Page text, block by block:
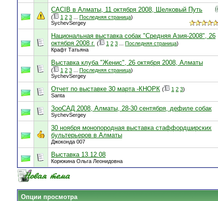
CACIB в Алматы, 11 октября 2008, Шелковый Путь
( 1 2 3 Последняя страница)
SychevSergey
Национальная выставка собак "Средняя Азия-2008", 26
октября 2008 г. ( 1 2 3 Последняя страница)
Крафт Татьяна
Выставка клуба "Женис", 26 октября 2008, Алматы
( 1 2 3 Последняя страница)
SychevSergey
Отчет по выставке 30 марта -КНОРК ( 1 2 3)
Santa
ЗооСАД 2008, Алматы, 28-30 сентября, дефиле собак
SychevSergey
30 ноября монопородная выставка стаффордширских
бультерьеров в Алматы
Джоконда 007
Выставка 13.12.08
Корюкина Ольга Леонидовна
Опции просмотра